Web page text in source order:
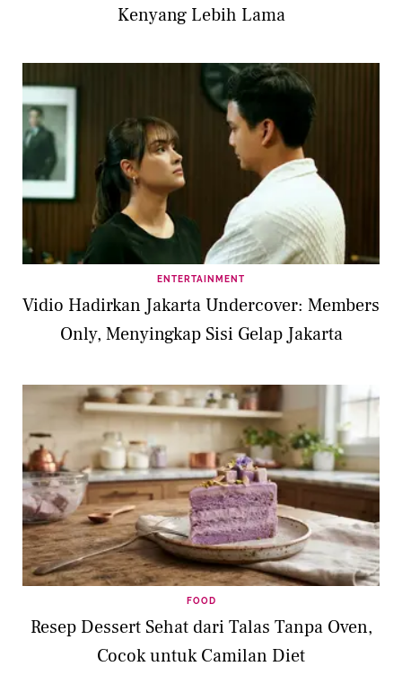
Kenyang Lebih Lama
ENTERTAINMENT
Vidio Hadirkan Jakarta Undercover: Members
Only, Menyingkap Sisi Gelap Jakarta
FOOD
Resep Dessert Sehat dari Talas Tanpa Oven,
Cocok untuk Camilan Diet